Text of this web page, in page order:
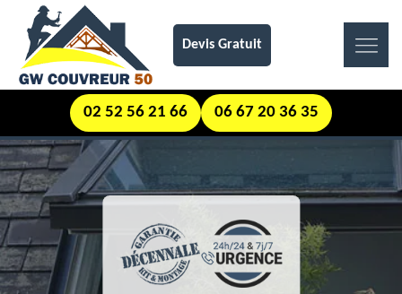
Devis Gratuit
02 52 56 21 66 06 67 20 36 35